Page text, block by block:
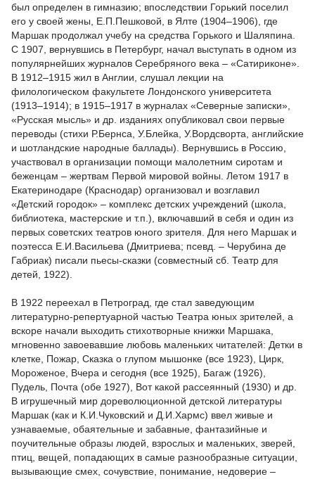
был определен в гимназию; впоследствии Горький поселил
его у своей жены, Е.П.Пешковой, в Ялте (1904–1906), где
Маршак продолжал учебу на средства Горького и Шаляпина.
С 1907, вернувшись в Петербург, начал выступать в одном из
популярнейших журналов Серебряного века – «Сатириконе».
В 1912–1915 жил в Англии, слушал лекции на
филологическом факультете Лондонского университета
(1913–1914); в 1915–1917 в журналах «Северные записки»,
«Русская мысль» и др. изданиях опубликовал свои первые
переводы (стихи Р.Бернса, У.Блейка, У.Вордсворта, английские
и шотландские народные баллады). Вернувшись в Россию,
участвовал в организации помощи малолетним сиротам и
беженцам – жертвам Первой мировой войны. Летом 1917 в
Екатеринодаре (Краснодар) организовал и возглавил
«Детский городок» – комплекс детских учреждений (школа,
библиотека, мастерские и т.п.), включавший в себя и один из
первых советских театров юного зрителя. Для него Маршак и
поэтесса Е.И.Васильева (Дмитриева; псевд. – Черубина де
Габриак) писали пьесы-сказки (совместный сб. Театр для
детей, 1922).
В 1922 переехал в Петроград, где стал заведующим
литературно-репертуарной частью Театра юных зрителей, а
вскоре начали выходить стихотворные книжки Маршака,
мгновенно завоевавшие любовь маленьких читателей: Детки в
клетке, Пожар, Сказка о глупом мышонке (все 1923), Цирк,
Мороженое, Вчера и сегодня (все 1925), Багаж (1926),
Пудель, Почта (обе 1927), Вот какой рассеянный (1930) и др.
В игрушечный мир дореволюционной детской литературы
Маршак (как и К.И.Чуковский и Д.И.Хармс) ввел живые и
узнаваемые, обаятельные и забавные, фантазийные и
поучительные образы людей, взрослых и маленьких, зверей,
птиц, вещей, попадающих в самые разнообразные ситуации,
вызывающие смех, сочувствие, понимание, недоверие –